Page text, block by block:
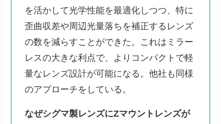
を活かして光学性能を最適化しつつ、特に
歪曲収差や周辺光量落ちを補正するレンズ
の数を減らすことができた。これはミラー
レスの大きな利点で、よりコンパクトで軽
量なレンズ設計が可能になる。他社も同様
のアプローチをしている。
なぜシグマ製レンズにZマウントレンズが